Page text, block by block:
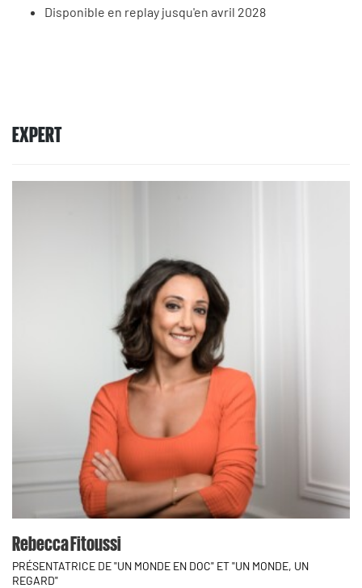
Disponible en replay jusqu'en avril 2028
EXPERT
Rebecca Fitoussi
PRÉSENTATRICE DE "UN MONDE EN DOC" ET "UN MONDE, UN
REGARD"